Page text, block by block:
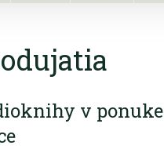
v ponuke